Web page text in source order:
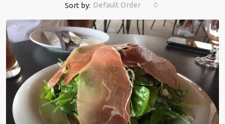
Sort by: Default Order